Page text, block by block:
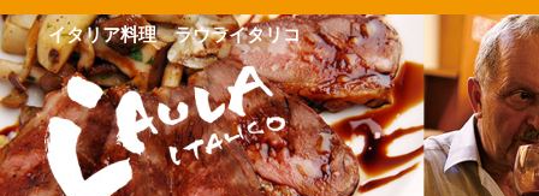
イタリア料理 ラウライタリコ